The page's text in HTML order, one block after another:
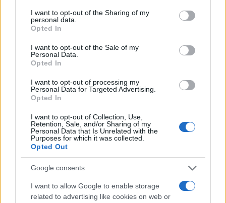
not limited to your visit or usage behaviour. You may click to
grant or deny consent to Google and its third-party tags to
use your data for below specified purposes in below Google
consent section.
I want to opt-out of the Sharing of my
personal data.
Opted In
I want to opt-out of the Sale of my
Personal Data.
Opted In
I want to opt-out of processing my
Personal Data for Targeted Advertising.
Opted In
I want to opt-out of Collection, Use,
Retention, Sale, and/or Sharing of my
Personal Data that Is Unrelated with the
Purposes for which it was collected.
Opted Out
Google consents
I want to allow Google to enable storage
related to advertising like cookies on web or
Staff